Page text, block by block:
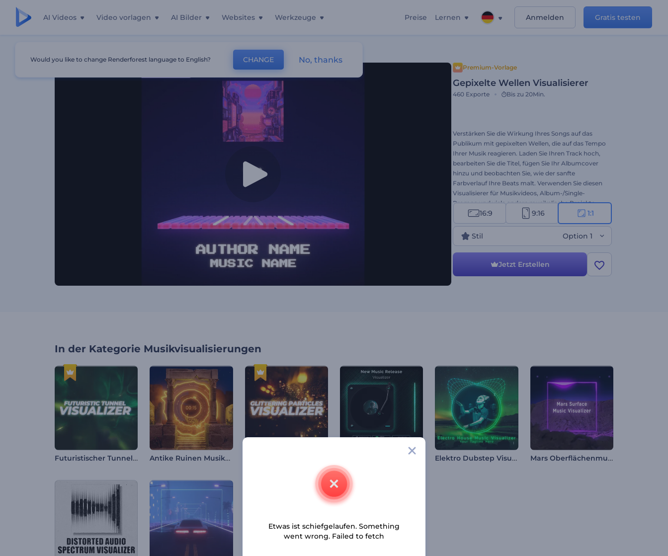
AI Videos Video vorlagen AI Bilder Websites Werkzeuge Preise Lernen Anmelden Gratis testen
Premium-Vorlage
Gepixelte Wellen Visualisierer
460 Exporte Bis zu 20Min.
Verstärken Sie die Wirkung Ihres Songs auf das
Publikum mit gepixelten Wellen, die auf das Tempo
Ihrer Musik reagieren. Laden Sie Ihren Track hoch,
bearbeiten Sie die Titel, fügen Sie Ihr Albumcover
hinzu und beobachten Sie, wie der sanfte
Farbverlauf Ihre Beats malt. Verwenden Sie diesen
Visualisierer für Musikvideos, Album-/Single-
Promos und viele andere musikalische Projekte.
Probieren Sie es aus!
16:9 9:16 1:1
Stil Option 1
Jetzt Erstellen
In der Kategorie Musikvisualisierungen
Futuristischer Tunnel-Visualisierer Antike Ruinen Musikvisualisierer Elektro Dubstep Visualisierer Mars Oberflächenmusik Visualisierer
Would you like to change Renderforest language to English? CHANGE No, thanks
Etwas ist schiefgelaufen. Something
went wrong. Failed to fetch